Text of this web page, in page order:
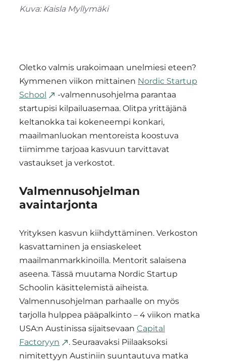
Kuva: Kaisla Myllymäki
Oletko valmis urakoimaan unelmiesi eteen?
Kymmenen viikon mittainen Nordic Startup
School
-valmennusohjelma parantaa
startupisi kilpailuasemaa. Olitpa yrittäjänä
keltanokka tai kokeneempi konkari,
maailmanluokan mentoreista koostuva
tiimimme tarjoaa kasvuun tarvittavat
vastaukset ja verkostot.
Valmennusohjelman
avaintarjonta
Yrityksen kasvun kiihdyttäminen. Verkoston
kasvattaminen ja ensiaskeleet
maailmanmarkkinoilla. Mentorit salaisena
aseena. Tässä muutama Nordic Startup
Schoolin käsittelemistä aiheista.
Valmennusohjelman parhaalle on myös
tarjolla hulppea pääpalkinto – 4 viikon matka
USA:n Austinissa sijaitsevaan Capital
Factoryyn
. Seuraavaksi Piilaaksoksi
nimitettyyn Austiniin suuntautuva matka